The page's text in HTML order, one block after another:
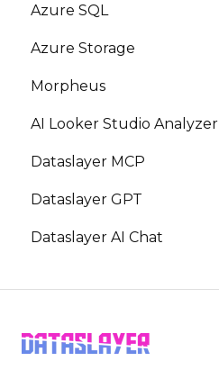
Azure SQL
Azure Storage
Morpheus
AI Looker Studio Analyzer
Dataslayer MCP
Dataslayer GPT
Dataslayer AI Chat